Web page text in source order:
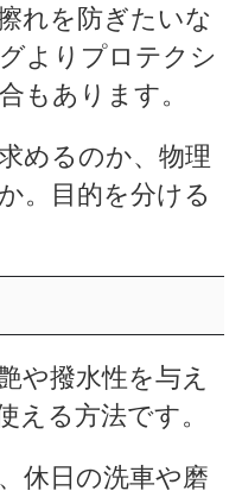
れを防ぎたいな
よりプロテクシ
もあります。
めるのか、物理
。目的を分ける
や撥水性を与え
える方法です。
休日の洗車や磨